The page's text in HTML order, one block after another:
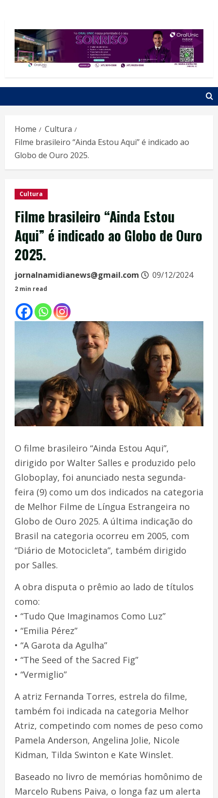
Home
Cultura
Filme brasileiro “Ainda Estou Aqui” é indicado ao
Globo de Ouro 2025.
Cultura
Filme brasileiro “Ainda Estou
Aqui” é indicado ao Globo de Ouro
2025.
jornalnamidianews@gmail.com 09/12/2024
2 min read
O filme brasileiro “Ainda Estou Aqui”,
dirigido por Walter Salles e produzido pelo
Globoplay, foi anunciado nesta segunda-
feira (9) como um dos indicados na categoria
de Melhor Filme de Língua Estrangeira no
Globo de Ouro 2025. A última indicação do
Brasil na categoria ocorreu em 2005, com
“Diário de Motocicleta”, também dirigido
por Salles.
A obra disputa o prêmio ao lado de títulos
como:
• “Tudo Que Imaginamos Como Luz”
• “Emilia Pérez”
• “A Garota da Agulha”
• “The Seed of the Sacred Fig”
• “Vermiglio”
A atriz Fernanda Torres, estrela do filme,
também foi indicada na categoria Melhor
Atriz, competindo com nomes de peso como
Pamela Anderson, Angelina Jolie, Nicole
Kidman, Tilda Swinton e Kate Winslet.
Baseado no livro de memórias homônimo de
Marcelo Rubens Paiva, o longa faz um alerta